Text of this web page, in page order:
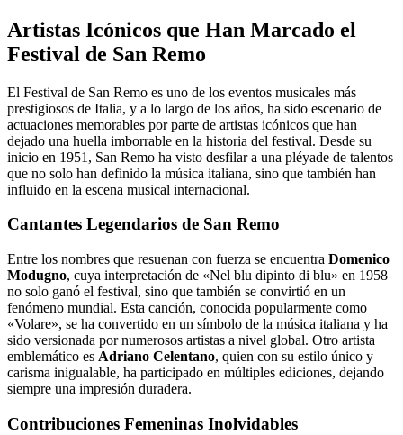
Artistas Icónicos que Han Marcado el
Festival de San Remo
El Festival de San Remo es uno de los eventos musicales más
prestigiosos de Italia, y a lo largo de los años, ha sido escenario de
actuaciones memorables por parte de artistas icónicos que han
dejado una huella imborrable en la historia del festival. Desde su
inicio en 1951, San Remo ha visto desfilar a una pléyade de talentos
que no solo han definido la música italiana, sino que también han
influido en la escena musical internacional.
Cantantes Legendarios de San Remo
Entre los nombres que resuenan con fuerza se encuentra Domenico
Modugno, cuya interpretación de «Nel blu dipinto di blu» en 1958
no solo ganó el festival, sino que también se convirtió en un
fenómeno mundial. Esta canción, conocida popularmente como
«Volare», se ha convertido en un símbolo de la música italiana y ha
sido versionada por numerosos artistas a nivel global. Otro artista
emblemático es Adriano Celentano, quien con su estilo único y
carisma inigualable, ha participado en múltiples ediciones, dejando
siempre una impresión duradera.
Contribuciones Femeninas Inolvidables